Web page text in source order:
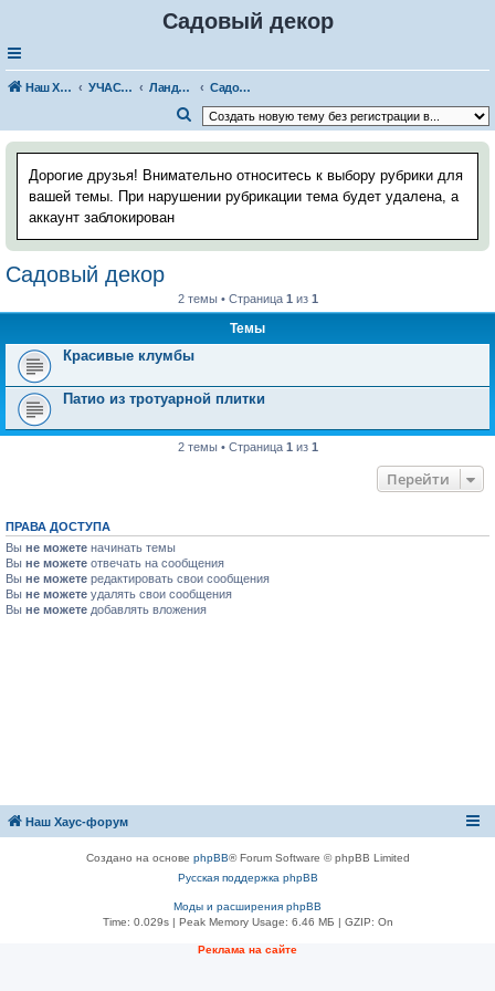
Садовый декор
Наш Хаус-форум УЧАСТОК И САД Ландшафтный дизайн
Садовый декор
о
с
Дорогие друзья! Внимательно относитесь к выбору рубрики для
вашей темы. При нарушении рубрикации тема будет удалена, а
аккаунт заблокирован
Садовый декор
2 темы • Страница 1 из 1
Темы
Красивые клумбы
Патио из тротуарной плитки
2 темы • Страница 1 из 1
Перейти
ПРАВА ДОСТУПА
Вы не можете начинать темы
Вы не можете отвечать на сообщения
Вы не можете редактировать свои сообщения
Вы не можете удалять свои сообщения
Вы не можете добавлять вложения
Наш Хаус-форум
Создано на основе phpBB® Forum Software © phpBB Limited
Русская поддержка phpBB
Моды и расширения phpBB
Time: 0.029s| Peak Memory Usage: 6.46 МБ | GZIP: On
Реклама на сайте